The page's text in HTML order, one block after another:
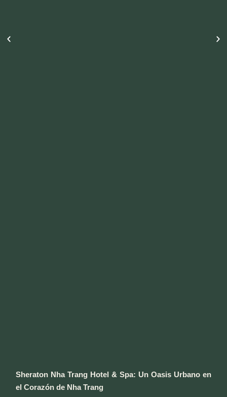
Sheraton Nha Trang Hotel & Spa: Un Oasis Urbano en
el Corazón de Nha Trang